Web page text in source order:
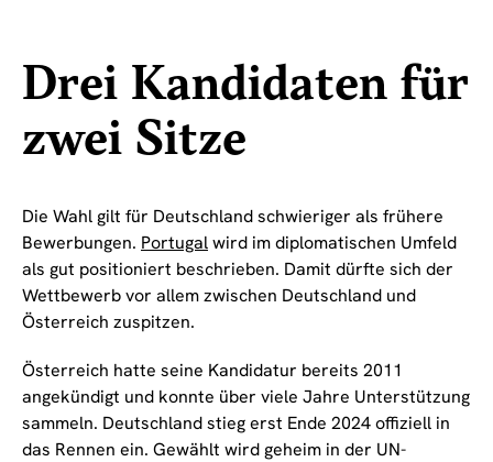
Drei Kandidaten für
zwei Sitze
Die Wahl gilt für Deutschland schwieriger als frühere
Bewerbungen. Portugalwird im diplomatischen Umfeld
als gut positioniert beschrieben. Damit dürfte sich der
Wettbewerb vor allem zwischen Deutschland und
Österreich zuspitzen.
Österreich hatte seine Kandidatur bereits 2011
angekündigt und konnte über viele Jahre Unterstützung
sammeln. Deutschland stieg erst Ende 2024 offiziell in
das Rennen ein. Gewählt wird geheim in der UN-